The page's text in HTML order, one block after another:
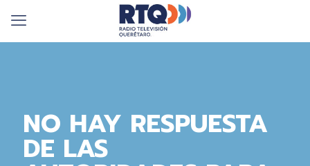
NO HAY RESPUESTA
DE LAS